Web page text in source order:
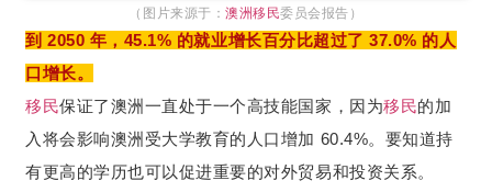
（图片来源于：澳洲移民委员会报告）
到 2050 年，45.1% 的就业增长百分比超过了 37.0% 的人
口增长。
移民保证了澳洲一直处于一个高技能国家，因为移民的加
入将会影响澳洲受大学教育的人口增加 60.4%。要知道持
有更高的学历也可以促进重要的对外贸易和投资关系。